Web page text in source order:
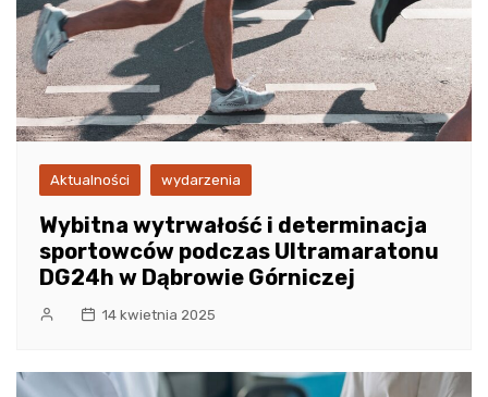
Aktualności wydarzenia
Wybitna wytrwałość i determinacja
sportowców podczas Ultramaratonu
DG24h w Dąbrowie Górniczej
14 kwietnia 2025